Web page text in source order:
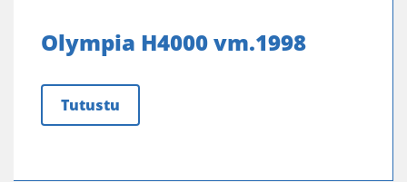
Olympia H4000 vm.1998
Tutustu